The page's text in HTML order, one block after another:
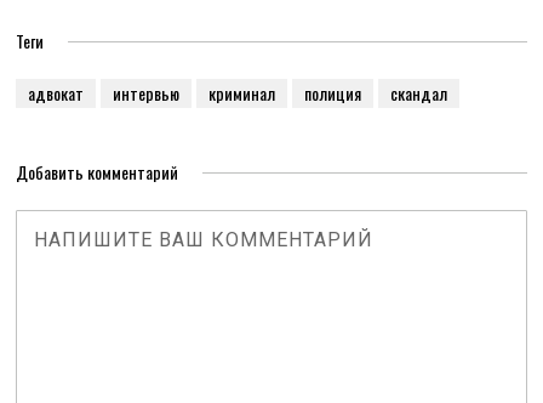
Теги
адвокат интервью криминал полиция скандал
Добавить комментарий